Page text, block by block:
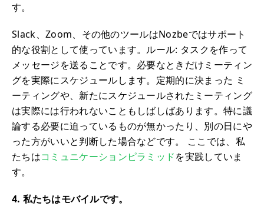
す。
Slack、Zoom、その他のツールはNozbeではサポート
的な役割として使っています。ルール: タスクを作って
メッセージを送ることです。必要なときだけミーティン
グを実際にスケジュールします。定期的に決まった ミ
ーティングや、新たにスケジュールされたミーティング
は実際には行われないこともしばしばあります。特に議
論する必要に迫っているものが無かったり、別の日にや
った方がいいと判断した場合などです。 ここでは、私
たちはコミュニケーションピラミッドを実践していま
す。
4. 私たちはモバイルです。